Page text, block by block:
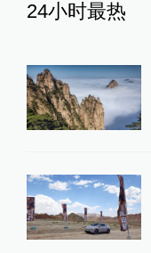
24小时最热